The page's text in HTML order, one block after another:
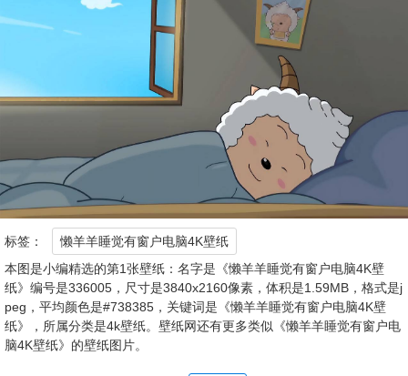
标签：
懒羊羊睡觉有窗户电脑4K壁纸
本图是小编精选的第1张壁纸：名字是《懒羊羊睡觉有窗户电脑4K壁
纸》编号是336005，尺寸是3840x2160像素，体积是1.59MB，格式是j
peg，平均颜色是#738385，关键词是《懒羊羊睡觉有窗户电脑4K壁
纸》，所属分类是4k壁纸。壁纸网还有更多类似《懒羊羊睡觉有窗户电
脑4K壁纸》的壁纸图片。